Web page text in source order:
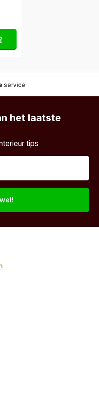
service
het laatste
tips